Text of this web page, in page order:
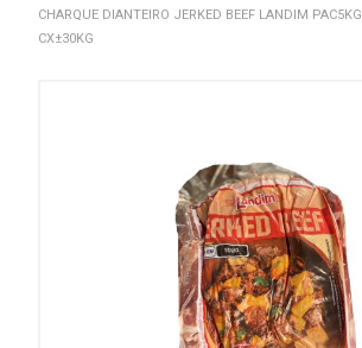
CHARQUE DIANTEIRO JERKED BEEF LANDIM PAC5KG
CX±30KG